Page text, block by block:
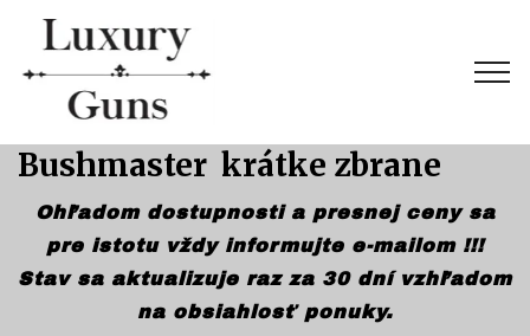
Bushmaster krátke zbrane
Ohľadom dostupnosti a presnej ceny sa
pre istotu vždy informujte e-mailom !!!
Stav sa aktualizuje raz za 30 dní vzhľadom
na obsiahlosť ponuky.